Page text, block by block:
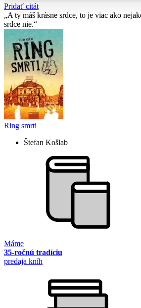
Pridať citát
A ty máš krásne srdce, to je viac ako
srdce nie.
Ring smrti
Štefan Košlab
Máme
35-ročnú tradíciu
predaja kníh